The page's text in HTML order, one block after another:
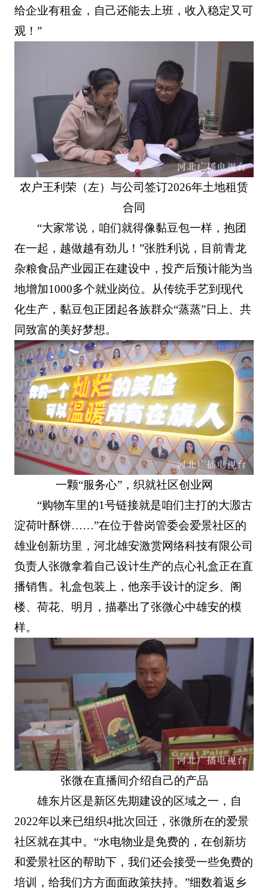
给企业有租金，自己还能去上班，收入稳定又可
观！”
农户王利荣（左）与公司签订2026年土地租赁
合同
“大家常说，咱们就得像黏豆包一样，抱团
在一起，越做越有劲儿！”张胜利说，目前青龙
杂粮食品产业园正在建设中，投产后预计能为当
地增加1000多个就业岗位。从传统手艺到现代
化生产，黏豆包正团起各族群众“蒸蒸”日上、共
同致富的美好梦想。
一颗“服务心”，织就社区创业网
“购物车里的1号链接就是咱们主打的大溵古
淀荷叶酥饼……”在位于昝岗管委会爱景社区的
雄业创新坊里，河北雄安激赏网络科技有限公司
负责人张微拿着自己设计生产的点心礼盒正在直
播销售。礼盒包装上，他亲手设计的淀乡、阁
楼、荷花、明月，描摹出了张微心中雄安的模
样。
张微在直播间介绍自己的产品
雄东片区是新区先期建设的区域之一，自
2022年以来已组织4批次回迁，张微所在的爱景
社区就在其中。“水电物业是免费的，在创新坊
和爱景社区的帮助下，我们还会接受一些免费的
培训，给我们方方面面政策扶持。”细数着返乡